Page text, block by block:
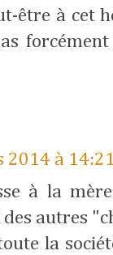
être à cet
2014 à
à la
des autres
la